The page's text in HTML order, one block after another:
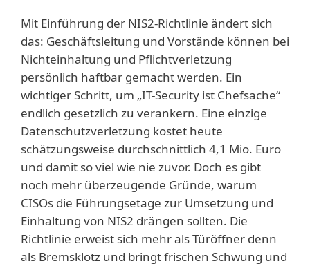
Mit Einführung der NIS2-Richtlinie ändert sich
das: Geschäftsleitung und Vorstände können bei
Nichteinhaltung und Pflichtverletzung
persönlich haftbar gemacht werden. Ein
wichtiger Schritt, um „IT-Security ist Chefsache“
endlich gesetzlich zu verankern. Eine einzige
Datenschutzverletzung kostet heute
schätzungsweise durchschnittlich 4,1 Mio. Euro
und damit so viel wie nie zuvor. Doch es gibt
noch mehr überzeugende Gründe, warum
CISOs die Führungsetage zur Umsetzung und
Einhaltung von NIS2 drängen sollten. Die
Richtlinie erweist sich mehr als Türöffner denn
als Bremsklotz und bringt frischen Schwung und